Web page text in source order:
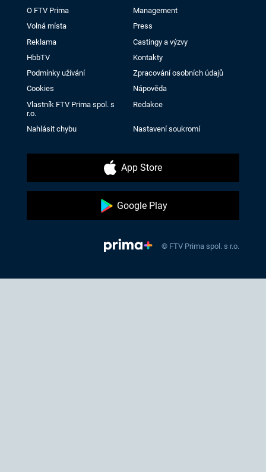
O FTV Prima
Management
Volná místa
Press
Reklama
Castingy a výzvy
HbbTV
Kontakty
Podmínky užívání
Zpracování osobních údajů
Cookies
Nápověda
Vlastník FTV Prima spol. s
r.o.
Redakce
Nahlásit chybu Nastavení soukromí
App Store
Google Play
© FTV Prima spol. s r.o.